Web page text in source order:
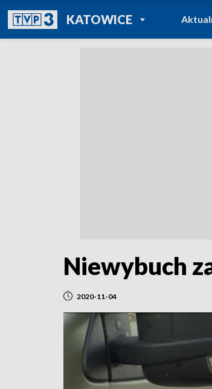
KATOWICEPOWRÓT DO
TVP REGIONY
Niewybuch
2020-11-04